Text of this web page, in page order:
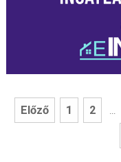
Előző 1 2 ...